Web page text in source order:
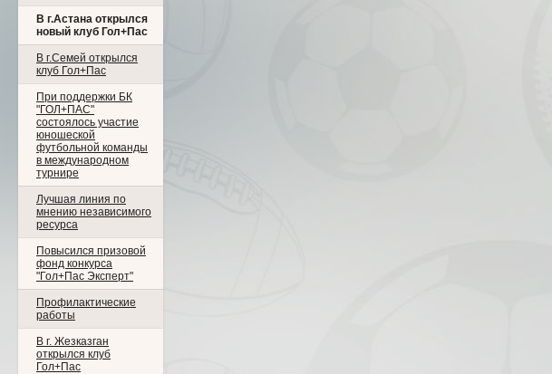
В г.Астана открылся
новый клуб Гол+Пас
В г.Семей открылся
клуб Гол+Пас
При поддержки БК
"ГОЛ+ПАС"
состоялось участие
юношеской
футбольной команды
в международном
турнире
Лучшая линия по
мнению независимого
ресурса
Повысился призовой
фонд конкурса
"Гол+Пас Эксперт"
Профилактические
работы
В г. Жезказган
открылся клуб
Гол+Пас